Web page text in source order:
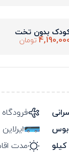
بدون تخت
تومان
کیلو مدت